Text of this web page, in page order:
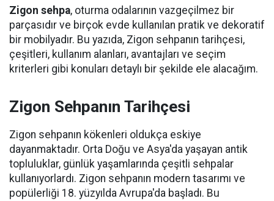
Zigon sehpa, oturma odalarının vazgeçilmez bir
parçasıdır ve birçok evde kullanılan pratik ve dekoratif
bir mobilyadır. Bu yazıda, Zigon sehpanın tarihçesi,
çeşitleri, kullanım alanları, avantajları ve seçim
kriterleri gibi konuları detaylı bir şekilde ele alacağım.
Zigon Sehpanın Tarihçesi
Zigon sehpanın kökenleri oldukça eskiye
dayanmaktadır. Orta Doğu ve Asya'da yaşayan antik
topluluklar, günlük yaşamlarında çeşitli sehpalar
kullanıyorlardı. Zigon sehpanın modern tasarımı ve
popülerliği 18. yüzyılda Avrupa'da başladı. Bu